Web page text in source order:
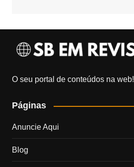
O seu portal de conteúdos na web!
Páginas
Anuncie Aqui
Blog